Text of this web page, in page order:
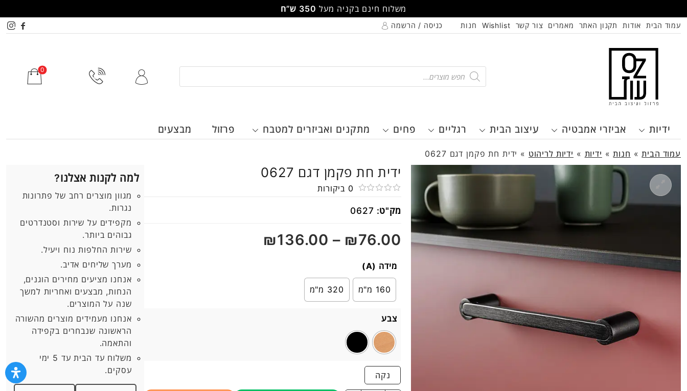
ידיות אביזרי אמבטיה עיצוב הבית רגליים פחים מתקנים ואביזרים למטבח פרזול מבצעים
Products
search
עמוד הבית אודות תקנון האתר מאמרים צור קשר Wishlist חנות כניסה / הרשמה
משלוח חינם בקניה מעל 350 ש”ח
עמוד הבית» חנות» ידיות » ידיות לריהוט » ידית חת פקמן דגם 0627
ידית חת פקמן דגם 0627
0
5
0 ביקורות
מק"ט: 0627
₪76.00
–
₪136.00
מידה (A)
160 מ"מ 320 מ"מ
צבע
נקה
למה לקנות אצלנו?
מגוון מוצרים רחב של פתרונות
נגרות.
מקפידים על שירות וסטנדרטים
גבוהים ביותר.
שירות החלפות נוח ויעיל.
מערך שליחים אדיב.
אנחנו מציעים מחירים הוגנים,
הנחות, מבצעים ואחריות למשך
שנה על המוצרים.
אנחנו מעמידים מוצרים מהשורה
הראשונה שנבחרים בקפידה
והתאמה.
משלוח עד הבית עד 5 ימי
עסקים.